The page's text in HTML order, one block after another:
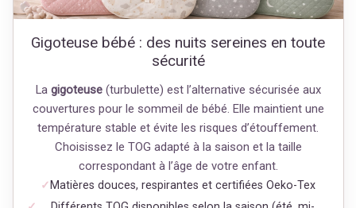
Gigoteuse bébé : des nuits sereines en toute
sécurité
La gigoteuse(turbulette) est l’alternative sécurisée aux
couvertures pour le sommeil de bébé. Elle maintient une
température stable et évite les risques d’étouffement.
Choisissez le TOG adapté à la saison et la taille
correspondant à l’âge de votre enfant.
Matières douces, respirantes et certifiées Oeko-Tex